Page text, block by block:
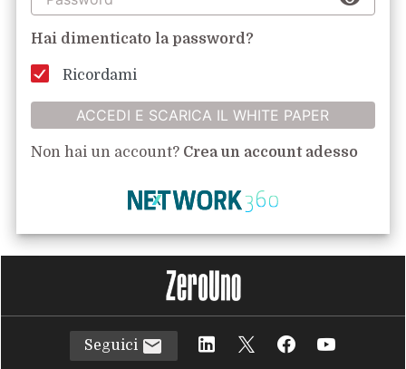
Hai dimenticato la password?
Ricordami
ACCEDI E SCARICA IL WHITE PAPER
Non hai un account? Crea un account adesso
Seguici